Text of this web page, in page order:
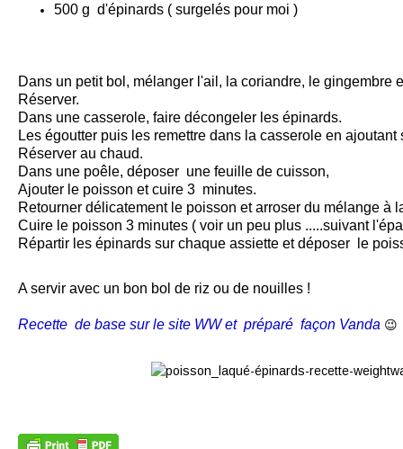
500 g d'épinards ( surgelés pour moi )
Dans un petit bol, mélanger l'ail, la coriandre, le gingembre
Réserver.
Dans une casserole, faire décongeler les épinards.
Les égoutter puis les remettre dans la casserole en ajoutant
Réserver au chaud.
Dans une poêle, déposer une feuille de cuisson,
Ajouter le poisson et cuire 3 minutes.
Retourner délicatement le poisson et arroser du mélange à
Cuire le poisson 3 minutes ( voir un peu plus .....suivant
Répartir les épinards sur chaque assiette et déposer le
A servir avec un bon bol de riz ou de nouilles !
Recette de base sur le site WW et préparé façon Vanda 😉